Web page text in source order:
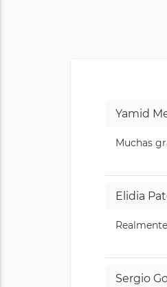
Yamid
Muchas
Elidia
Sergio